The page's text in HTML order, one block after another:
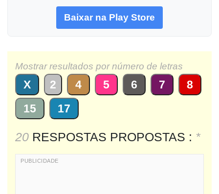
Baixar na Play Store
Mostrar resultados por número de letras
X 2 4 5 6 7
8
15
17
20 RESPOSTAS PROPOSTAS : *